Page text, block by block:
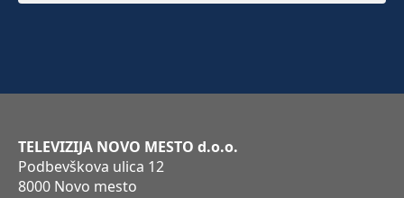
TELEVIZIJA NOVO MESTO d.o.o.
Podbevškova ulica 12
8000 Novo mesto